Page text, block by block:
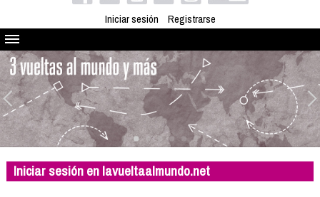
Iniciar sesión Registrarse
Quienes somos
El proyecto
Blog
Viaja con nosotros
Camino solidario
Libros
Iniciar sesión en lavueltaalmundo.net